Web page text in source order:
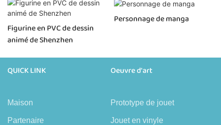
Figurine en PVC de dessin
animé de Shenzhen
Personnage de manga
QUICK LINK
Maison
Partenaire
Oeuvre d'art
Prototype de jouet
Jouet en vinyle